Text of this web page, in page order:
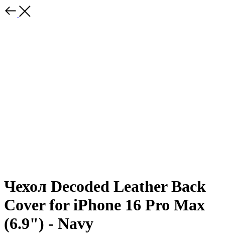
Чехол Decoded Leather Back
Cover for iPhone 16 Pro Max
(6.9") - Navy